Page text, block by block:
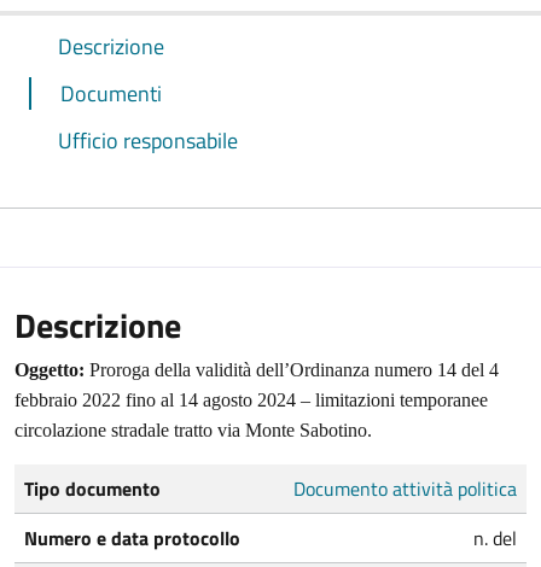
Descrizione
Documenti
Ufficio responsabile
Descrizione
Oggetto: Proroga della validità dell’Ordinanza numero 14 del 4
febbraio 2022 fino al 14 agosto 2024 – limitazioni temporanee
circolazione stradale tratto via Monte Sabotino.
Tipo documento
Documento attività politica
Numero e data protocollo
n. del